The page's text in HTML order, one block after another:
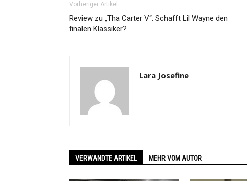
Vorheriger Artikel
Review zu „Tha Carter V“: Schafft Lil Wayne den
finalen Klassiker?
Lara Josefine
VERWANDTE ARTIKEL MEHR VOM AUTOR